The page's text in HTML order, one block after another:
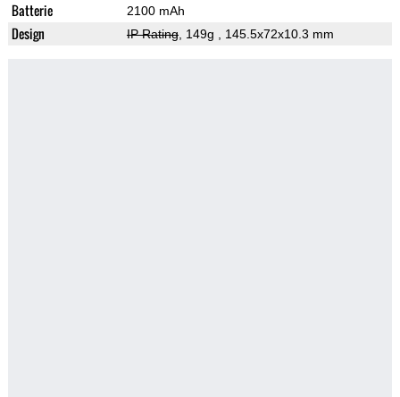
Batterie 2100 mAh
Design IP Rating, 149g , 145.5x72x10.3 mm